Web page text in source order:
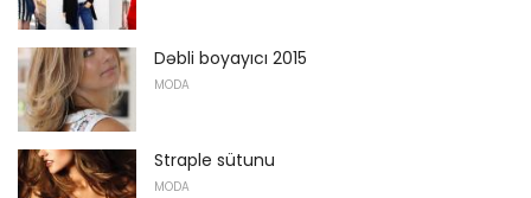
Dəbli boyayıcı 2015
MODA
Straple sütunu
MODA